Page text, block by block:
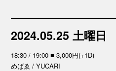
2024.05.25 土曜日
18:30 / 19:00 ■ 3,000円(+1D)
めばゑ / YUCARI